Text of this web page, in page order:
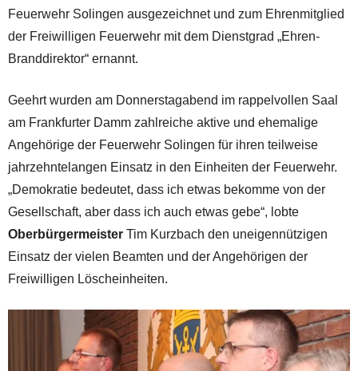
Feuerwehr Solingen ausgezeichnet und zum Ehrenmitglied
der Freiwilligen Feuerwehr mit dem Dienstgrad „Ehren-
Branddirektor“ ernannt.
Geehrt wurden am Donnerstagabend im rappelvollen Saal
am Frankfurter Damm zahlreiche aktive und ehemalige
Angehörige der Feuerwehr Solingen für ihren teilweise
jahrzehntelangen Einsatz in den Einheiten der Feuerwehr.
„Demokratie bedeutet, dass ich etwas bekomme von der
Gesellschaft, aber dass ich auch etwas gebe“, lobte
Oberbürgermeister Tim Kurzbach den uneigennützigen
Einsatz der vielen Beamten und der Angehörigen der
Freiwilligen Löscheinheiten.